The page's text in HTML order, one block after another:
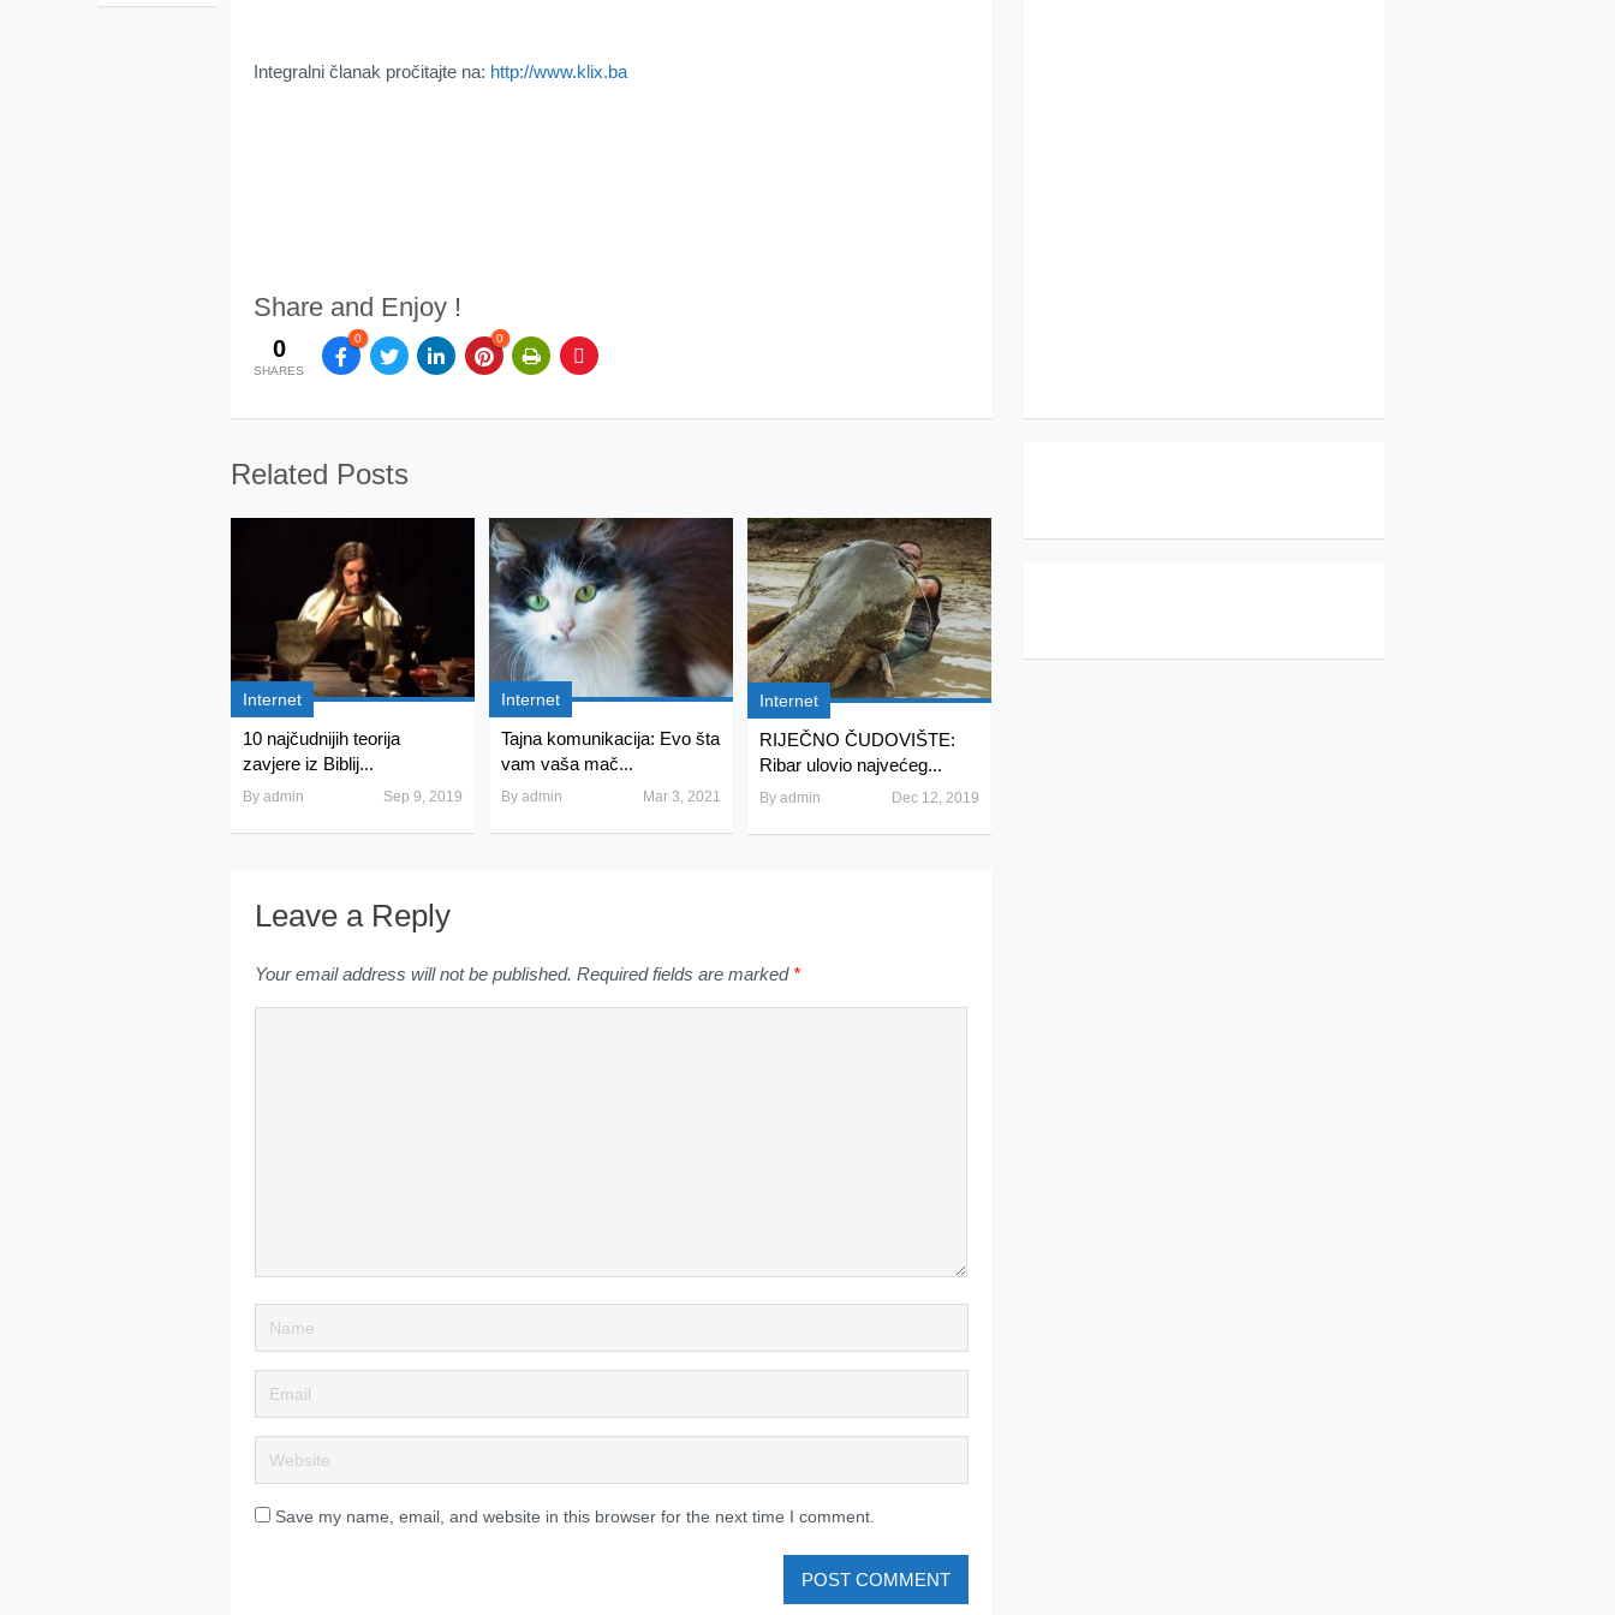
Integralni članak pročitajte na: http://www.klix.ba
Share and Enjoy !
0
SHARES
0 0
Related Posts
Internet
10 najčudnijih teorija
zavjere iz Biblij...
By admin Sep 9, 2019
Internet
Tajna komunikacija: Evo šta
vam vaša mač...
By admin Mar 3, 2021
Internet
RIJEČNO ČUDOVIŠTE:
Ribar ulovio najvećeg...
By admin Dec 12, 2019
Leave a Reply
Your email address will not be published. Required fields are marked *
Save my name, email, and website in this browser for the next time I comment.